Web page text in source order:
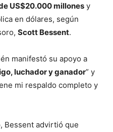
US$20.000 millones y
en dólares, según
Scott Bessent.
manifestó su apoyo a
luchador y ganador” y
mi respaldo completo y
Bessent advirtió que